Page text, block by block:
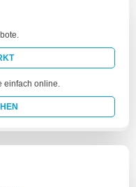
einfach online.